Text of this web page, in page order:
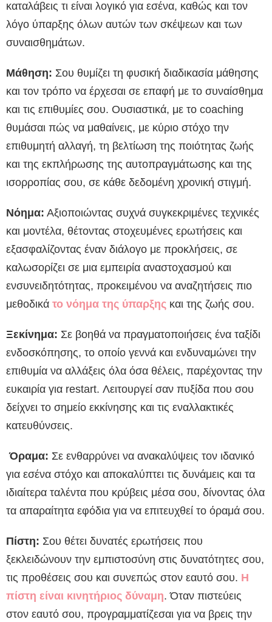
καταλάβεις τι είναι λογικό για εσένα, καθώς και τον
λόγο ύπαρξης όλων αυτών των σκέψεων και των
συναισθημάτων.
Μάθηση: Σου θυμίζει τη φυσική διαδικασία μάθησης
και τον τρόπο να έρχεσαι σε επαφή με το συναίσθημα
και τις επιθυμίες σου. Ουσιαστικά, με το coaching
θυμάσαι πώς να μαθαίνεις, με κύριο στόχο την
επιθυμητή αλλαγή, τη βελτίωση της ποιότητας ζωής
και της εκπλήρωσης της αυτοπραγμάτωσης και της
ισορροπίας σου, σε κάθε δεδομένη χρονική στιγμή.
Νόημα: Αξιοποιώντας συχνά συγκεκριμένες τεχνικές
και μοντέλα, θέτοντας στοχευμένες ερωτήσεις και
εξασφαλίζοντας έναν διάλογο με προκλήσεις, σε
καλωσορίζει σε μια εμπειρία αναστοχασμού και
ενσυνειδητότητας, προκειμένου να αναζητήσεις πιο
μεθοδικά το νόημα της ύπαρξης και της ζωής σου.
Ξεκίνημα: Σε βοηθά να πραγματοποιήσεις ένα ταξίδι
ενδοσκόπησης, το οποίο γεννά και ενδυναμώνει την
επιθυμία να αλλάξεις όλα όσα θέλεις, παρέχοντας την
ευκαιρία για restart. Λειτουργεί σαν πυξίδα που σου
δείχνει το σημείο εκκίνησης και τις εναλλακτικές
κατευθύνσεις.
Όραμα: Σε ενθαρρύνει να ανακαλύψεις τον ιδανικό
για εσένα στόχο και αποκαλύπτει τις δυνάμεις και τα
ιδιαίτερα ταλέντα που κρύβεις μέσα σου, δίνοντας όλα
τα απαραίτητα εφόδια για να επιτευχθεί το όραμά σου.
Πίστη: Σου θέτει δυνατές ερωτήσεις που
ξεκλειδώνουν την εμπιστοσύνη στις δυνατότητες σου,
τις προθέσεις σου και συνεπώς στον εαυτό σου. Η
πίστη είναι κινητήριος δύναμη. Όταν πιστεύεις
στον εαυτό σου, προγραμματίζεσαι για να βρεις την